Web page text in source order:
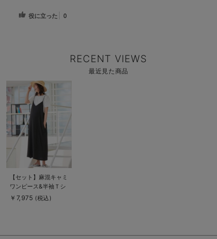
役に立った 0
RECENT VIEWS
最近見た商品
商
品
詳
細
を
見
る
商
品
詳
を
【セット】麻混キャミ
ワンピース&半袖Ｔシ
ャツ マタニティ・授
￥7,975 (税込)